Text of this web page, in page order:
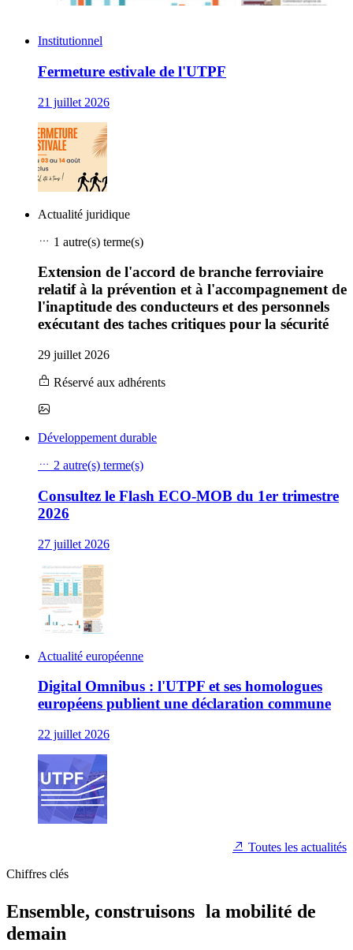
Institutionnel
Fermeture estivale de l'UTPF
21 juillet 2026
Actualité juridique
1 autre(s) terme(s)
Extension de l'accord de branche ferroviaire
relatif à la prévention et à l'accompagnement de
l'inaptitude des conducteurs et des personnels
exécutant des taches critiques pour la sécurité
29 juillet 2026
Réservé aux adhérents
Développement durable
2 autre(s) terme(s)
Consultez le Flash ECO-MOB du 1er trimestre
2026
27 juillet 2026
Actualité européenne
Digital Omnibus : l'UTPF et ses homologues
européens publient une déclaration commune
22 juillet 2026
Toutes les actualités
Chiffres clés
Ensemble, construisons la mobilité de
demain